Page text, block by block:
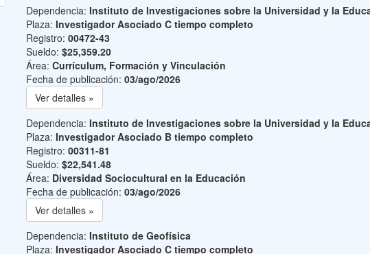
Dependencia: Instituto de Investigaciones sobre la Universidad y la
Plaza: Investigador Asociado C tiempo completo
Registro: 00472-43
Sueldo: $25,359.20
Área: Currículum, Formación y Vinculación
Fecha de publicación: 03/ago/2026
Ver detalles »
Dependencia: Instituto de Investigaciones sobre la Universidad y la
Plaza: Investigador Asociado B tiempo completo
Registro: 00311-81
Sueldo: $22,541.48
Área: Diversidad Sociocultural en la Educación
Fecha de publicación: 03/ago/2026
Ver detalles »
Dependencia: Instituto de Geofísica
Plaza: Investigador Asociado C tiempo completo